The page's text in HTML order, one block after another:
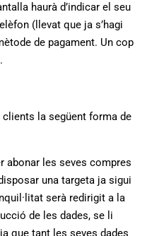
haurà d’indicar el seu
(llevat que ja s’hagi
de pagament. Un cop
la següent forma de
abonar les seves compres
una targeta ja sigui
serà redirigit a la
de les dades, se li
que tant les seves dades